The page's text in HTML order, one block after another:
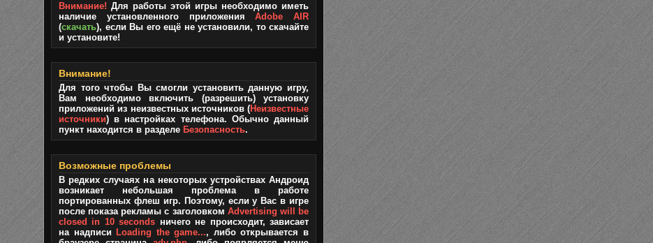
Внимание! Для работы этой игры необходимо иметь
наличие установленного приложенияAdobe AIR
(скачать), если Вы его ещё не установили, то скачайте
и установите!
Внимание!
Для того чтобы Вы смогли установить данную игру,
Вам необходимо включить (разрешить) установку
приложений из неизвестных источников (Неизвестные
источники) в настройках телефона. Обычно данный
пункт находится в разделе Безопасность.
Возможные проблемы
В редких случаях на некоторых устройствах Андроид
возникает небольшая проблема в работе
портированных флеш игр. Поэтому, если у Вас в игре
после показа рекламы с заголовком Advertising will be
closed in 10 seconds ничего не происходит, зависает
на надписи Loading the game..., либо открывается в